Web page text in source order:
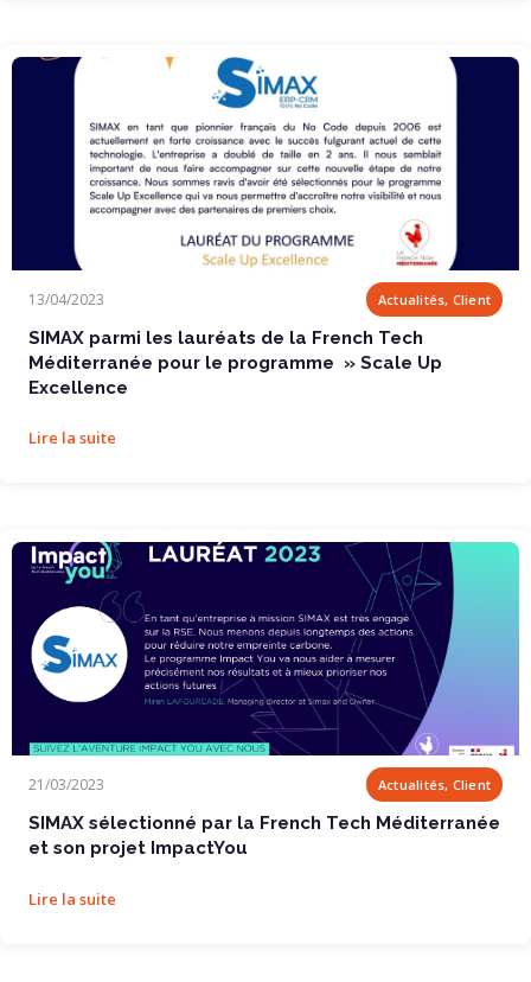
13/04/2023 Actualités, Client
SIMAX parmi les lauréats de la French Tech
Méditerranée pour le programme » Scale Up
Excellence
Lire la suite
21/03/2023 Actualités, Client
SIMAX sélectionné par la French Tech Méditerranée
et son projet ImpactYou
Lire la suite